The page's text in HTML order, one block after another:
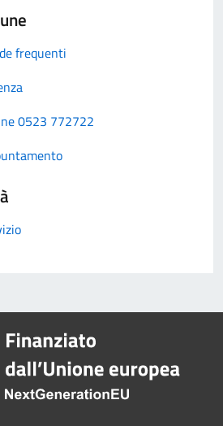
frequenti
0523 772722